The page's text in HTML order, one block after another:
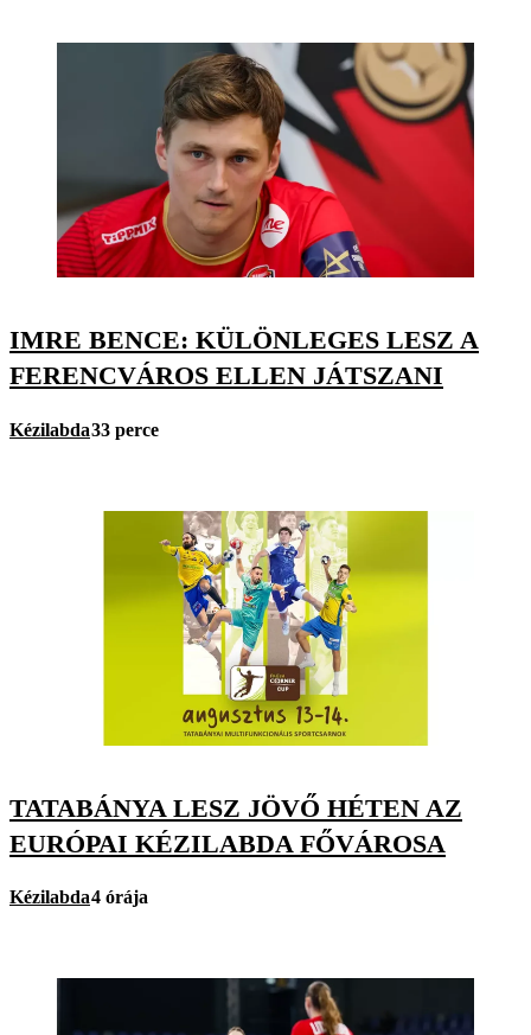
IMRE BENCE: KÜLÖNLEGES LESZ A
FERENCVÁROS ELLEN JÁTSZANI
Kézilabda33 perce
TATABÁNYA LESZ JÖVŐ HÉTEN AZ
EURÓPAI KÉZILABDA FŐVÁROSA
Kézilabda4 órája